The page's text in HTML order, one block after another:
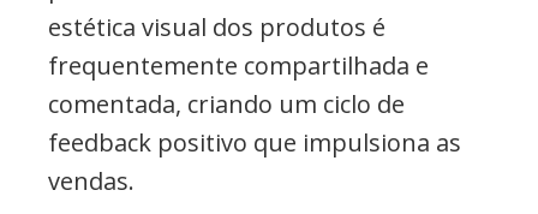
estética visual dos produtos é
frequentemente compartilhada e
comentada, criando um ciclo de
feedback positivo que impulsiona as
vendas.